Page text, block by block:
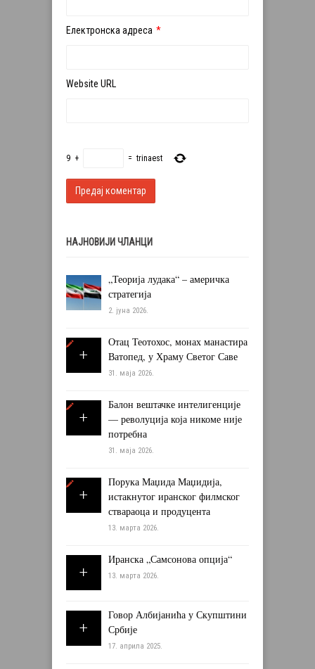
Електронска адреса *
Website URL
9 + = trinaest
НАЈНОВИЈИ ЧЛАНЦИ
„Теорија лудака“ – америчка
стратегија
2. јуна 2026.
Отац Теотохос, монах манастира
Ватопед, у Храму Светог Саве
31. маја 2026.
Балон вештачке интелигенције
— револуција која никоме није
потребна
31. маја 2026.
Порука Маџида Маџидија,
истакнутог иранског филмског
ствараоца и продуцента
13. марта 2026.
Иранска „Самсонова опција“
13. марта 2026.
Говор Албијанића у Скупштини
Србије
17. априла 2025.